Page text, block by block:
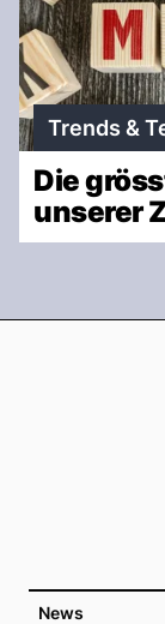
Trends &
Die
unserer
News